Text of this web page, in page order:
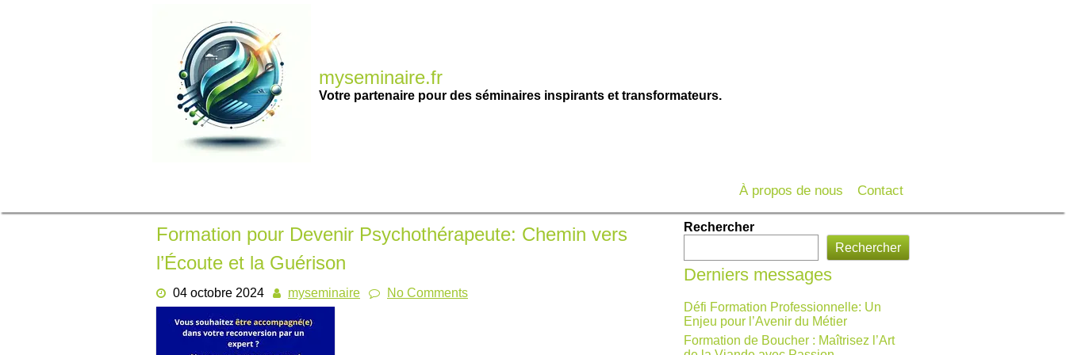
myseminaire.fr
Votre partenaire pour des séminaires inspirants et transformateurs.
À propos de nous Contact
Formation pour Devenir Psychothérapeute: Chemin vers
l’Écoute et la Guérison
04 octobre 2024 myseminaire No Comments
Rechercher
Rechercher
Derniers messages
Défi Formation Professionnelle: Un
Enjeu pour l’Avenir du Métier
Formation de Boucher : Maîtrisez l’Art